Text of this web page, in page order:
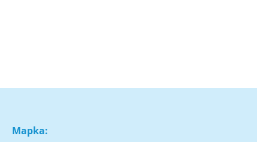
Mapka: